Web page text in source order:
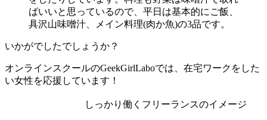
ばいいと思っているので、平日は基本的にご飯、
具沢山味噌汁、メイン料理(肉か魚)の3品です。
いかがでしたでしょうか？
オンラインスクールのGeekGirlLaboでは、在宅ワークをした
い女性を応援しています！
しっかり働くフリーランスのイメージ